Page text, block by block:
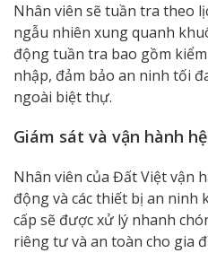
Nhân viên sẽ tuần tra theo
ngẫu nhiên xung quanh
động tuần tra bao gồm
nhập, đảm bảo an ninh tối
ngoài biệt thự.
Giám sát và vận hành
Nhân viên của Đất Việt vận
động và các thiết bị an ninh
cấp sẽ được xử lý nhanh
riêng tư và an toàn cho gia